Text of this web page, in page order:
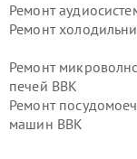
Ремонт
Ремонт
Ремонт
печей BBK
Ремонт
машин BBK